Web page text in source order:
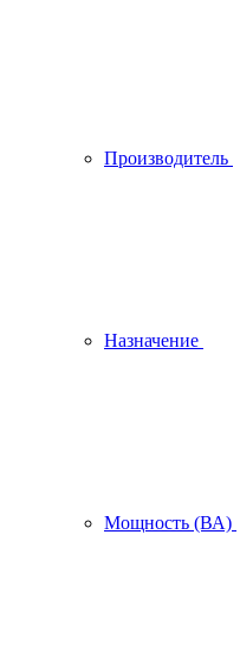
Производитель
Назначение
Мощность (ВА)